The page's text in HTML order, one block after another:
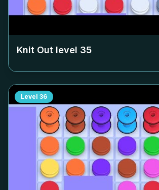
Knit Out level 35
Level 36